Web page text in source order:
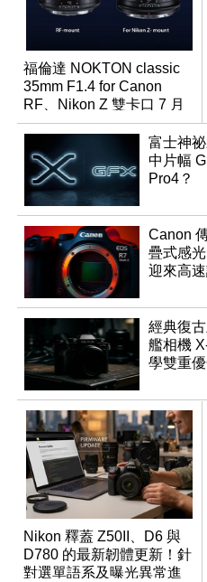
福倫達 NOKTON classic
35mm F1.4 for Canon
RF、Nikon Z 雙卡口 7 月
同步登台
富士神
中片幅
Pro4？
Canon
疊式感
迎來高
經典復
艦相機
學雙重
Nikon 釋蓋 Z50II、D6 與
D780 的最新韌體更新！針
對選單語系及曝光異常進